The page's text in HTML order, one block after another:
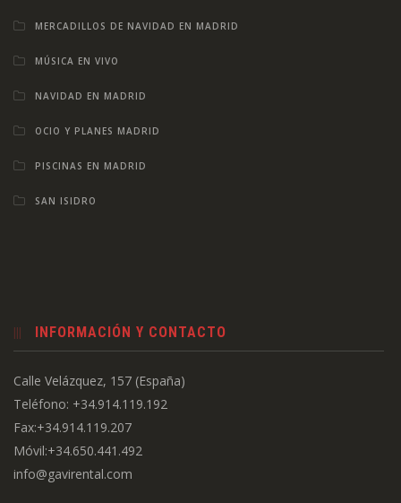
MERCADILLOS DE NAVIDAD EN MADRID
MÚSICA EN VIVO
NAVIDAD EN MADRID
OCIO Y PLANES MADRID
PISCINAS EN MADRID
SAN ISIDRO
INFORMACIÓN Y CONTACTO
Calle Velázquez, 157 (España)
Teléfono: +34.914.119.192
Fax:+34.914.119.207
Móvil:+34.650.441.492
info@gavirental.com